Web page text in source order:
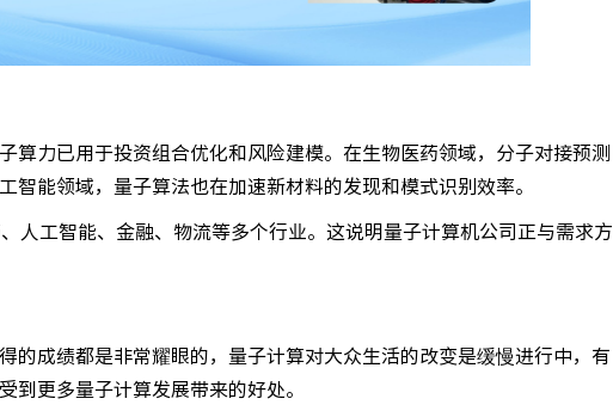
算力已用于投资组合优化和风险建模。在生物医药领域，分子对接预测
能领域，量子算法也在加速新材料的发现和模式识别效率。
人工智能、金融、物流等多个行业。这说明量子计算机公司正与需求方
成绩都是非常耀眼的，量子计算对大众生活的改变是缓慢进行中，有
更多量子计算发展带来的好处。